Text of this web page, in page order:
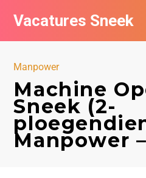
Vacatures Sneek
Manpower
Machine
Sneek (2-
Manpower
Vacatures per bedrijf
De populairste vacatures in